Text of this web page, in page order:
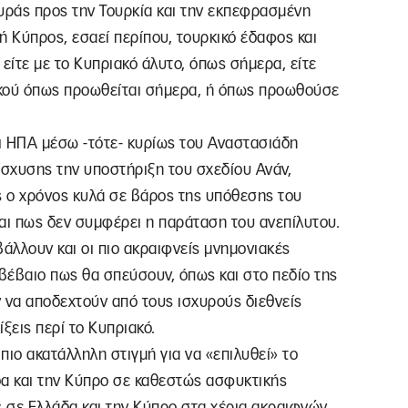
προς την Τουρκία και την εκπεφρασμένη
Κύπρος, εσαεί περίπου, τουρκικό έδαφος και
με το Κυπριακό άλυτο, όπως σήμερα, είτε
όπως προωθείται σήμερα, ή όπως προωθούσε
ΗΠΑ μέσω -τότε- κυρίως του Αναστασιάδη
την υποστήριξη του σχεδίου Ανάν,
ο χρόνος κυλά σε βάρος της υπόθεσης του
πως δεν συμφέρει η παράταση του ανεπίλυτου.
και οι πιο ακραιφνείς μνημονιακές
πως θα σπεύσουν, όπως και στο πεδίο της
να αποδεχτούν από τους ισχυρούς διεθνείς
περί το Κυπριακό.
ακατάλληλη στιγμή για να «επιλυθεί» το
και την Κύπρο σε καθεστώς ασφυκτικής